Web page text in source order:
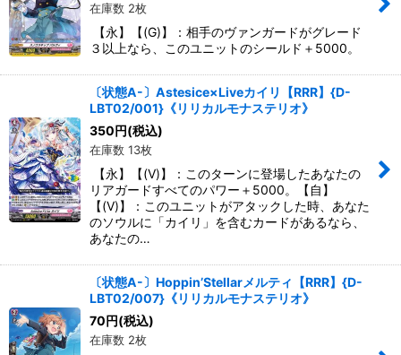
在庫数 2枚
【永】【(G)】：相手のヴァンガードがグレード
３以上なら、このユニットのシールド＋5000。
〔状態A-〕Astesice×Liveカイリ【RRR】{D-
LBT02/001}《リリカルモナステリオ》
350円(税込)
在庫数 13枚
【永】【(V)】：このターンに登場したあなたの
リアガードすべてのパワー＋5000。【自】
【(V)】：このユニットがアタックした時、あなた
のソウルに「カイリ」を含むカードがあるなら、
あなたの…
〔状態A-〕Hoppin’Stellarメルティ【RRR】{D-
LBT02/007}《リリカルモナステリオ》
70円(税込)
在庫数 2枚